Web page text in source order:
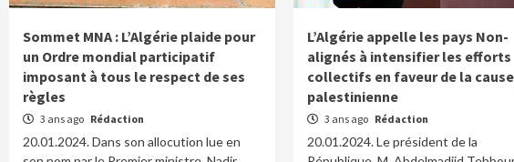
Sommet MNA : L’Algérie plaide pour
un Ordre mondial participatif
imposant à tous le respect de ses
règles
3 ans ago Rédaction
20.01.2024. Dans son allocution lue en
L’Algérie appelle les pays Non-
alignés à intensifier les efforts
collectifs en faveur de la cause
palestinienne
3 ans ago Rédaction
20.01.2024. Le président de la